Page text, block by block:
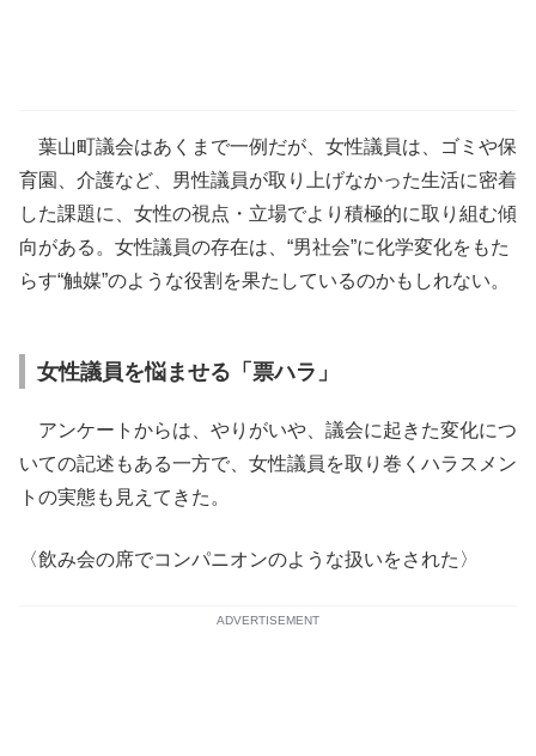
葉山町議会はあくまで一例だが、女性議員は、ゴミや保
育園、介護など、男性議員が取り上げなかった生活に密着
した課題に、女性の視点・立場でより積極的に取り組む傾
向がある。女性議員の存在は、“男社会”に化学変化をもた
らす“触媒”のような役割を果たしているのかもしれない。
女性議員を悩ませる「票ハラ」
アンケートからは、やりがいや、議会に起きた変化につ
いての記述もある一方で、女性議員を取り巻くハラスメン
トの実態も見えてきた。
〈飲み会の席でコンパニオンのような扱いをされた〉
ADVERTISEMENT